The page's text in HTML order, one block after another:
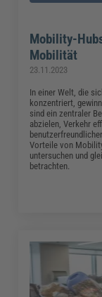
Mobility-
Mobilität
23.11.2023
In einer Welt, die
konzentriert,
sind ein zentraler
abzielen, Verkehr
Vorteile von
untersuchen und
betrachten.